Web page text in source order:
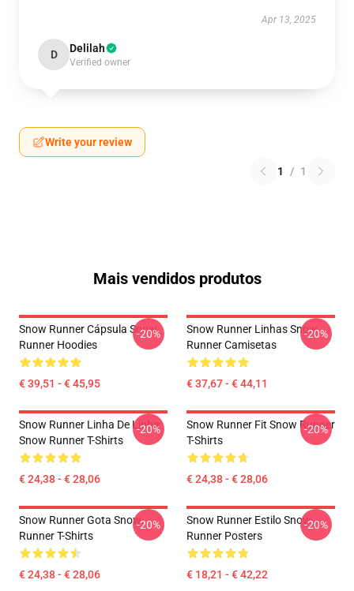
Apr 13, 2025
D Delilah
Verified owner
Write your review
1 / 1
Mais vendidos produtos
Snow Runner Cápsula Snow
Runner Hoodies
€ 39,51 - € 45,95
-20%
Snow Runner Linhas Snow
Runner Camisetas
€ 37,67 - € 44,11
-20%
Snow Runner Linha De Linha
Snow Runner T-Shirts
€ 24,38 - € 28,06
-20%
Snow Runner Fit Snow Runner
T-Shirts
€ 24,38 - € 28,06
-20%
Snow Runner Gota Snow
Runner T-Shirts
€ 24,38 - € 28,06
-20%
Snow Runner Estilo Snow
Runner Posters
€ 18,21 - € 42,22
-20%